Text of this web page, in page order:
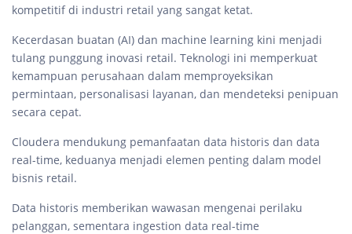
kompetitif di industri retail yang sangat ketat.
Kecerdasan buatan (AI) dan machine learning kini menjadi
tulang punggung inovasi retail. Teknologi ini memperkuat
kemampuan perusahaan dalam memproyeksikan
permintaan, personalisasi layanan, dan mendeteksi penipuan
secara cepat.
Cloudera mendukung pemanfaatan data historis dan data
real-time, keduanya menjadi elemen penting dalam model
bisnis retail.
Data historis memberikan wawasan mengenai perilaku
pelanggan, sementara ingestion data real-time